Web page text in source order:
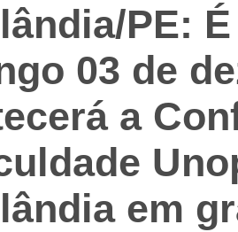
PE:
03 de
a
em